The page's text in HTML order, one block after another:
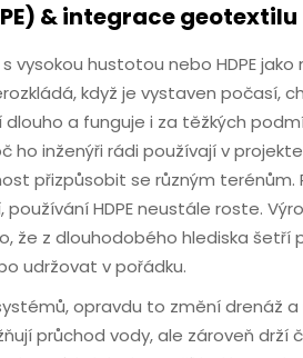
& integrace geotextilu
hustotou nebo HDPE jako
když je vystaven počasí,
dlouho a funguje i za těžkých
ho inženýři rádi používají v
přizpůsobit se různým terénům.
HDPE neustále roste.
že z dlouhodobého hlediska šetří
udržovat v pořádku.
opravdu to změní drenáž a
průchod vody, ale zároveň drží